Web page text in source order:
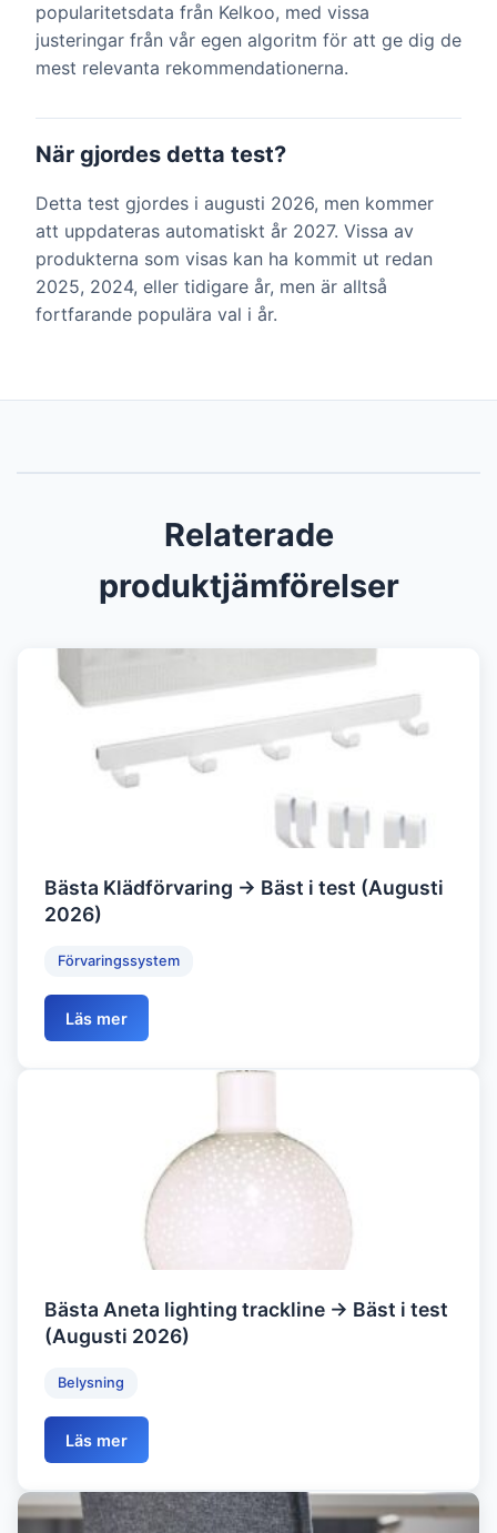
popularitetsdata från Kelkoo, med vissa
justeringar från vår egen algoritm för att ge dig de
mest relevanta rekommendationerna.
När gjordes detta test?
Detta test gjordes i augusti 2026, men kommer
att uppdateras automatiskt år 2027. Vissa av
produkterna som visas kan ha kommit ut redan
2025, 2024, eller tidigare år, men är alltså
fortfarande populära val i år.
Relaterade
produktjämförelser
Bästa Klädförvaring → Bäst i test (Augusti
2026)
Förvaringssystem
Läs mer
Bästa Aneta lighting trackline → Bäst i test
(Augusti 2026)
Belysning
Läs mer